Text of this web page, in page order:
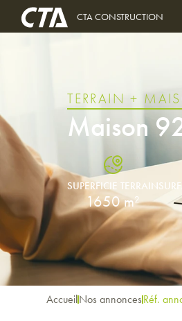
CTA CONSTRUCTION
TERRAIN +
Maison
SUPERFICIE TERRAIN
1650 m²
AccueilNos annoncesRéf.